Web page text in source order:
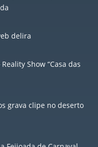
delira
Show “Casa das
grava clipe no deserto